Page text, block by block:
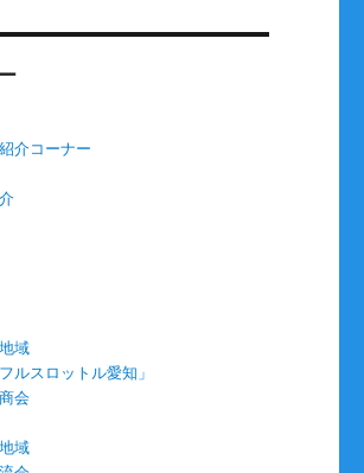
介コーナー
域
ルスロットル愛知」
会
域